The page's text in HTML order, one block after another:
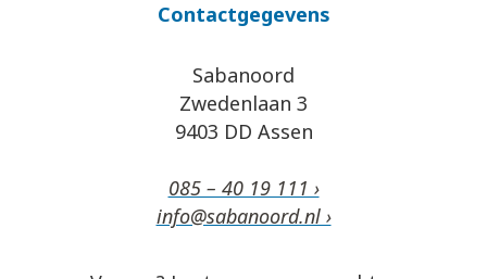
Contactgegevens
Sabanoord
Zwedenlaan 3
9403 DD Assen
085 – 40 19 111 ›
info@sabanoord.nl ›